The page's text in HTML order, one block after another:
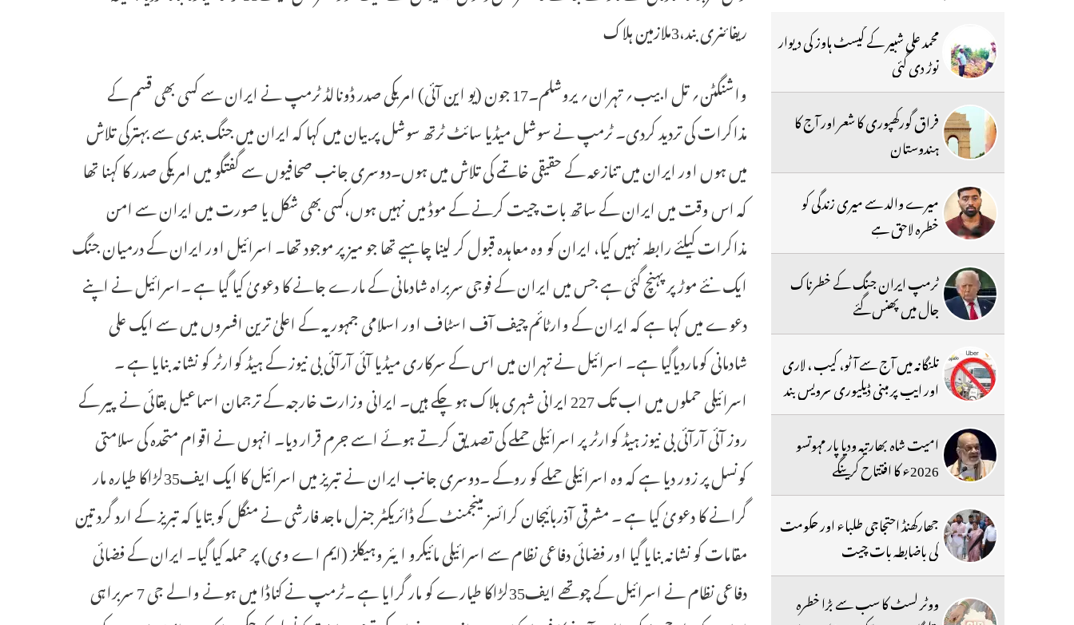
ریفائنری بند،3ملازمین ہلاک
واشنگٹن؍ تل ابیب؍ تہران؍ یروشلم۔17 جون (یو این آئی) امریکی صدر ڈونالڈ ٹرمپ نے ایران سے کسی بھی قسم کے
مذاکرات کی تردید کردی۔ ٹرمپ نے سوشل میڈیا سائٹ ٹرتھ سوشل پربیان میں کہا کہ ایران میں جنگ بندی سے بہترکی تلاش
میں ہوں اور ایران میں تنازعہ کے حقیقی خاتمے کی تلاش میں ہوں۔دوسری جانب صحافیوں سے گفتگو میں امریکی صدر کا کہنا تھا
کہ اس وقت میں ایران کے ساتھ بات چیت کرنے کے موڈ میں نہیں ہوں،کسی بھی شکل یا صورت میں ایران سے امن
مذاکرات کیلئے رابطہ نہیں کیا، ایران کو وہ معاہدہ قبول کر لینا چاہیے تھا جو میز پر موجود تھا۔ اسرائیل اور ایران کے درمیان جنگ
ایک نئے موڑ پر پہنچ گئی ہے جس میں ایران کے فوجی سربراہ شادمانی کے مارے جانے کا دعویٰ کیا گیا ہے ۔اسرائیل نے اپنے
دعوے میں کہا ہے کہ ایران کے وارٹائم چیف آف اسٹاف اور اسلامی جمہوریہ کے اعلیٰ ترین افسروں میں سے ایک علی
شادمانی کوماردیاگیا ہے۔ اسرائیل نے تہران میں اس کے سرکاری میڈیا آئی آرآئی بی نیوز کے ہیڈ کوارٹر کو نشانہ بنایا ہے ۔
اسرائیلی حملوں میں اب تک 227 ایرانی شہری ہلاک ہو چکے ہیں۔ ایرانی وزارت خارجہ کے ترجمان اسماعیل بقائی نے پیر کے
روز آئی آرآئی بی نیوز ہیڈ کوارٹر پر اسرائیلی حملے کی تصدیق کرتے ہوئے اسے جرم قرار دیا۔ انہوں نے اقوام متحدہ کی سلامتی
کونسل پر زور دیا ہے کہ وہ اسرائیلی حملے کو روکے ۔دوسری جانب ایران نے تبریز میں اسرائیل کا ایک ایف35لڑاکا طیارہ مار
گرانے کا دعویٰ کیا ہے ۔ مشرقی آذربائیجان کرائسز مینجمنٹ کے ڈائریکٹر جنرل ماجد فارشی نے منگل کو بتایا کہ تبریز کے ارد گرد تین
مقامات کو نشانہ بنایا گیا اور فضائی دفاعی نظام سے اسرائیلی مائیکرو ایئر وہیکلز (ایم اے وی) پر حملہ کیا گیا۔ ایران کے فضائی
دفاعی نظام نے اسرائیل کے چوتھے ایف35لڑاکا طیارے کو مار گرایا ہے ۔ٹرمپ نے کناڈا میں ہونے والے جی 7 سربراہی
محمد علی شبیر کے گیسٹ ہاوز کی دیوار
توڑ دی گئی
فراق گورکھپوری کا شعر اور آج کا
ہندوستان
میرے والد سے میری زندگی کو
خطرہ لاحق ہے
ٹرمپ ایران جنگ کے خطرناک
جال میں پھنس گئے
تلنگانہ میں آج سے آٹو، کیب ، لاری
اور ایپ پر مبنی ڈیلیوری سرویس بند
امیت شاہ بھارتیہ ودیا پار مہوتسو
2026ء کا افتتاح کرینگے
جھارکھنڈ احتجاجی طلباء اور حکومت
کی باضابطہ بات چیت
ووٹر لسٹ کا سب سے بڑا خطرہ